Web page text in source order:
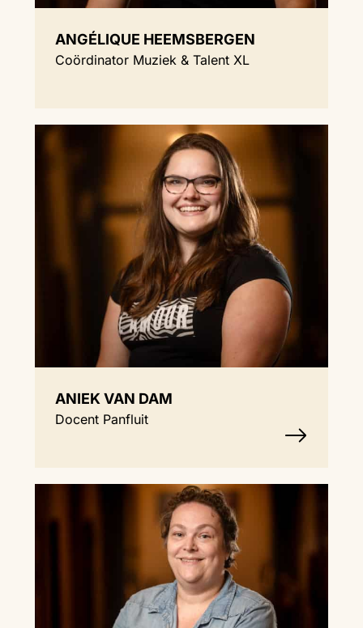
ANGÉLIQUE HEEMSBERGEN
Coördinator Muziek & Talent XL
ANIEK VAN DAM
Docent Panfluit